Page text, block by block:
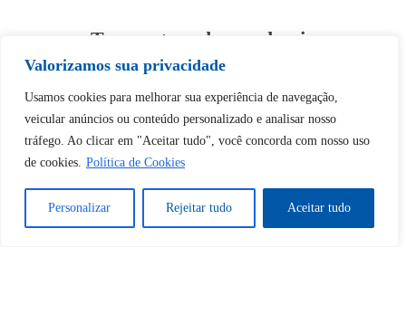
Valorizamos sua privacidade
Usamos cookies para melhorar sua experiência de navegação,
veicular anúncios ou conteúdo personalizado e analisar nosso
tráfego. Ao clicar em "Aceitar tudo", você concorda com nosso uso
de cookies. Política de Cookies
Personalizar Rejeitar tudo Aceitar tudo
Tem certeza de que deseja
desbloquear esta publicação?
Desbloquear esquerda : 0
Sim